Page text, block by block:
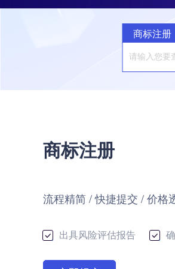
商标注册
商标注册
流程精简 / 快捷提交 / 价格
出具风险评估报告